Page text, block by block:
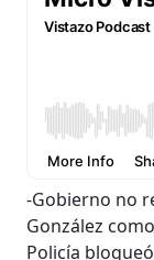
-Gobierno no
González
Policía